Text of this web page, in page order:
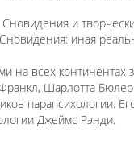
Сновидения и
иная
на всех континентах
Шарлотта
парапсихологии.
Джеймс Рэнди.